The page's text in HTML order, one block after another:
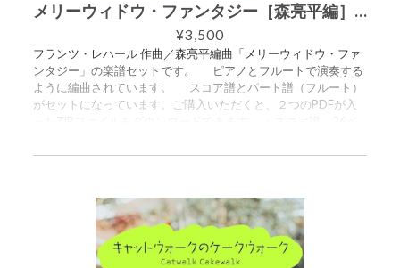
メリーウィドウ・ファンタジー［森亮平編］ピアノ＆フルート
¥3,500
フランツ・レハール 作曲／森亮平編曲「メリーウィドウ・ファ
ンタジー」の楽譜セットです。 ピアノとフルートで演奏する
ように編曲されています。 スコア譜とパート譜（フルート）
がセットになっています。ご購入いただくと、２つのPDFが入